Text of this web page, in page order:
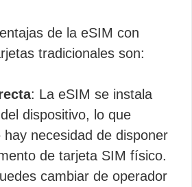
de la eSIM con
tradicionales son:
: La eSIM se instala
dispositivo, lo que
necesidad de disponer
de tarjeta SIM físico.
cambiar de operador